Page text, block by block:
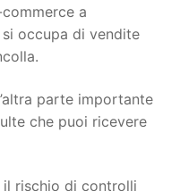
a
occupa di vendite
parte importante
che puoi ricevere
rischio di controlli